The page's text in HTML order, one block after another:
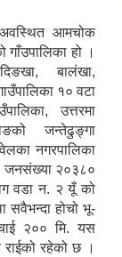
अवस्थित आमचोक
गाँउपालिका हो ।
बालंखा,
१० वटा
उत्तरमा
जन्तेढुङ्गा
नगरपालिका
जनसंख्या २०३८०
वडा न‌. २ यूँ को
सवैभन्दा होचो भू-
२०० मि. यस
राईको रहेको छ ।